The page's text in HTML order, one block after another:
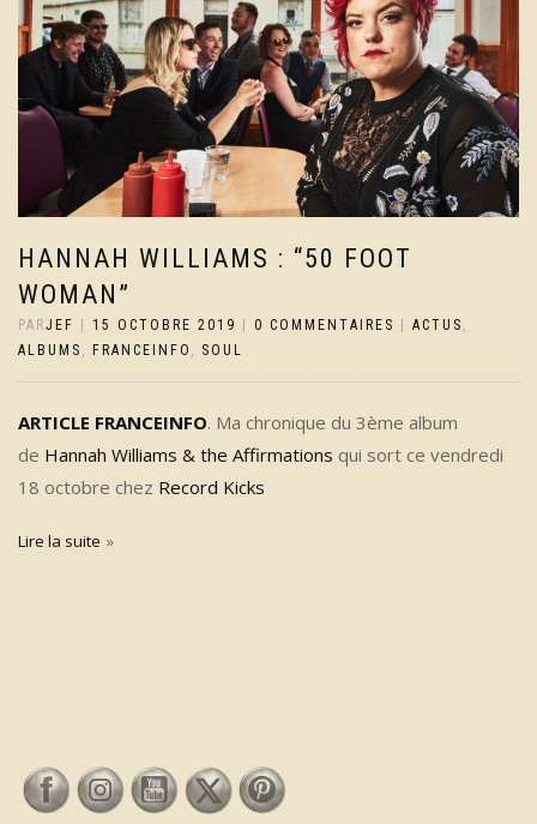
HANNAH WILLIAMS : “50 FOOT
WOMAN”
PARJEF 15 OCTOBRE 2019 0 COMMENTAIRES ACTUS ,
ALBUMS , FRANCEINFO , SOUL
ARTICLE FRANCEINFO. Ma chronique du 3ème album
de Hannah Williams & the Affirmations qui sort ce vendredi
18 octobre chez Record Kicks
Lire la suite